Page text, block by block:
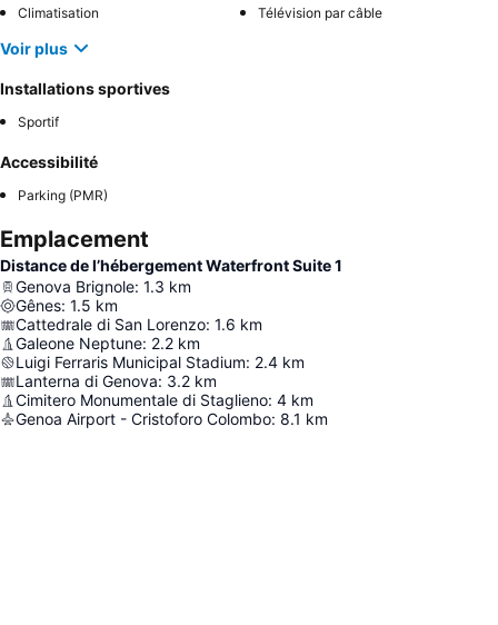
Climatisation
Télévision par câble
Voir plus
Installations sportives
Sportif
Accessibilité
Parking (PMR)
Emplacement
Distance de l’hébergement Waterfront Suite 1
Genova Brignole: 1.3 km
Gênes: 1.5 km
Cattedrale di San Lorenzo: 1.6 km
Galeone Neptune: 2.2 km
Luigi Ferraris Municipal Stadium: 2.4 km
Lanterna di Genova: 3.2 km
Cimitero Monumentale di Staglieno: 4 km
Genoa Airport - Cristoforo Colombo: 8.1 km